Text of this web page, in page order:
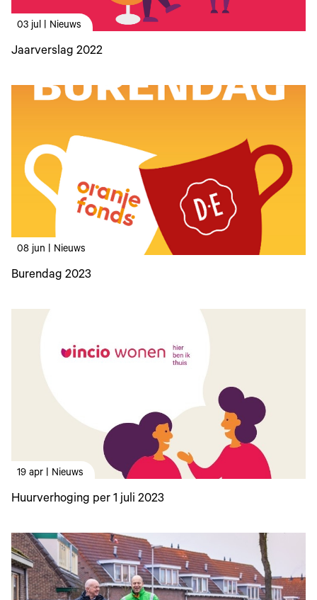
03 jul | Nieuws
Jaarverslag 2022
08 jun | Nieuws
Burendag 2023
19 apr | Nieuws
Huurverhoging per 1 juli 2023